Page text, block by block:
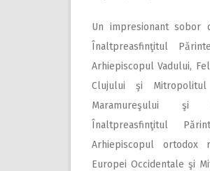
Un impresionant sobor
Înaltpreasfinţitul
Arhiepiscopul Vadului,
Clujului şi Mitropolitul
Maramureşului şi
Înaltpreasfinţitul
Arhiepiscopul ortodox
Europei Occidentale şi